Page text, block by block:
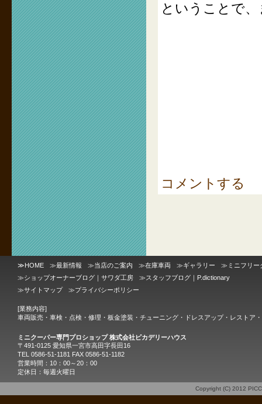
ということで
コメントする
≫HOME ≫最新情報 ≫当店のご案内 ≫在庫車両 ≫ギャラリー ≫ ミニフリー
≫ショップオーナーブログ｜サワダ工房 ≫スタッフブログ｜P.dictionary
≫サイトマップ ≫プライバシーポリシー
[業務内容]
車両販売・車検・点検・修理・板金塗装・チューニング・ドレスアップ・レストア
ミニクーパー専門プロショップ 株式会社ピカデリーハウス
〒491-0125 愛知県一宮市高田字長田16
TEL 0586-51-1181 FAX 0586-51-1182
営業時間：10：00～20：00
定休日：毎週火曜日
Copyright (C) 2012